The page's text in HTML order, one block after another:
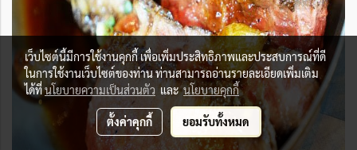
เว็บไซต์นี้มีการใช้งานคุกกี้ เพื่อเพิ่มประสิทธิภาพและประสบการณ์ที่ดี
ในการใช้งานเว็บไซต์ของท่าน ท่านสามารถอ่านรายละเอียดเพิ่มเติม
ได้ที่นโยบายความเป็นส่วนตัว และนโยบายคุกกี้
ตั้งค่าคุกกี้ ยอมรับทั้งหมด